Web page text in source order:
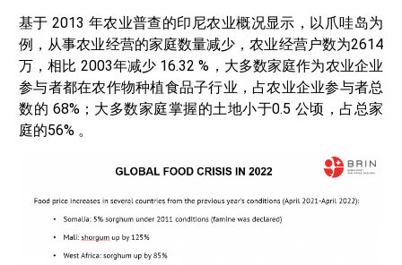
基于 2013 年农业普查的印尼农业概况显示，以爪哇岛为
例，从事农业经营的家庭数量减少，农业经营户数为2614
万，相比 2003年减少 16.32 %，大多数家庭作为农业企业
参与者都在农作物种植食品子行业，占农业企业参与者总
数的 68%；大多数家庭掌握的土地小于0.5 公顷，占总家
庭的56% 。